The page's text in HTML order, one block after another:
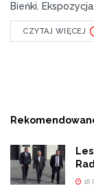
Bieńki.
CZYTAJ WIĘCEJ
18